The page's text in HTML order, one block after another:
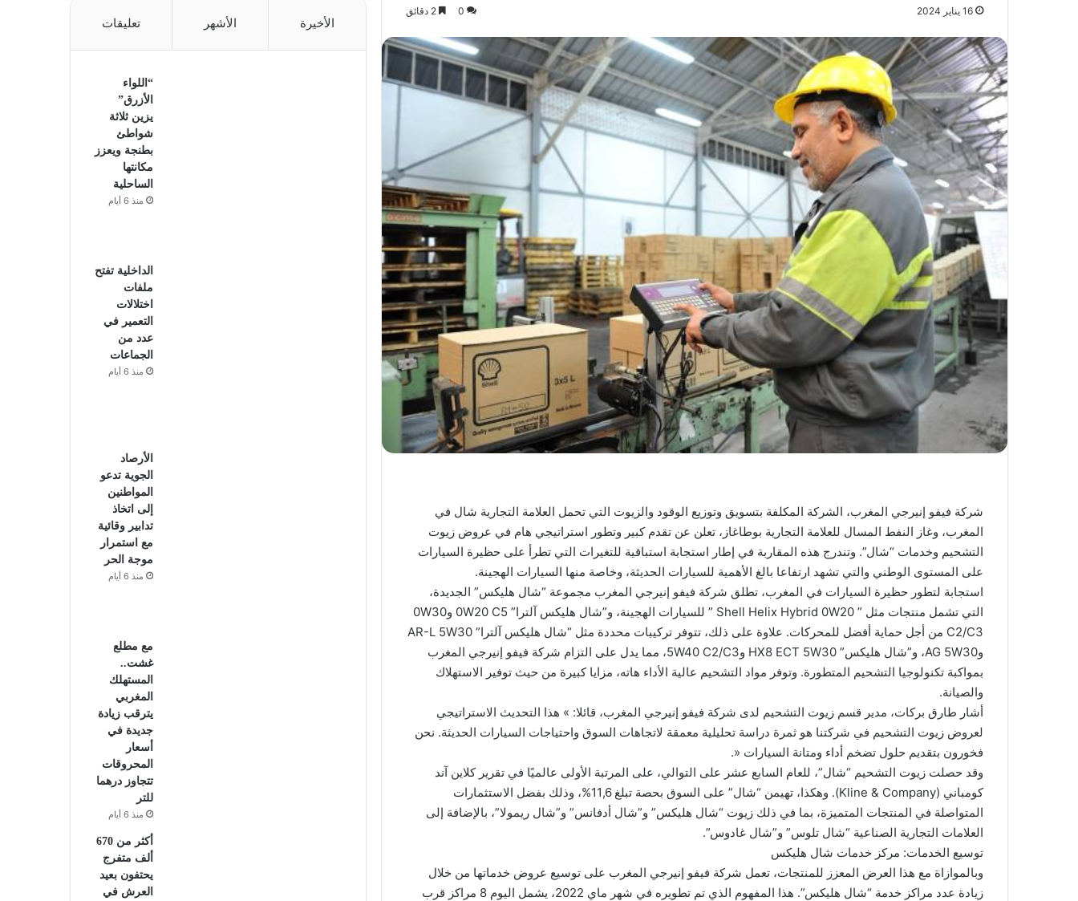
16 يناير 2024 0
شركة فيفو إنيرجي المغرب، الشركة المكلفة بتسويق وتوزيع الوقود والزيوت التي تحمل العلامة التجارية شال في
المغرب، وغاز النفط المسال للعلامة التجارية بوطاغاز، تعلن عن تقدم كبير وتطور استراتيجي هام في عروض زيوت
التشحيم وخدمات “شال”. وتندرج هذه المقاربة في إطار استجابة استباقية للتغيرات التي تطرأ على حظيرة السيارات
على المستوى الوطني والتي تشهد ارتفاعا بالغ الأهمية للسيارات الحديثة، وخاصة منها السيارات الهجينة.
استجابة لتطور حظيرة السيارات في المغرب، تطلق شركة فيفو إنيرجي المغرب مجموعة “شال هليكس” الجديدة،
التي تشمل منتجات مثل ” Shell Helix Hybrid 0W20 ” للسيارات الهجينة، و”شال هليكس آلترا” 0W20 C5 و0W30
C2/C3 من أجل حماية أفضل للمحركات. علاوة على ذلك، تتوفر تركيبات محددة مثل “شال هليكس آلترا” AR-L 5W30
وAG 5W30، و”شال هليكس” HX8 ECT 5W30 و5W40 C2/C3، مما يدل على التزام شركة فيفو إنيرجي المغرب
بمواكبة تكنولوجيا التشحيم المتطورة. وتوفر مواد التشحيم عالية الأداء هاته، مزايا كبيرة من حيث توفير الاستهلاك
والصيانة.
أشار طارق بركات، مدير قسم زيوت التشحيم لدى شركة فيفو إنيرجي المغرب، قائلا: » هذا التحديث الاستراتيجي
لعروض زيوت التشحيم في شركتنا هو ثمرة دراسة تحليلية معمقة لاتجاهات السوق واحتياجات السيارات الحديثة. نحن
فخورون بتقديم حلول تضخم أداء ومتانة السيارات «.
وقد حصلت زيوت التشحيم “شال”، للعام السابع عشر على التوالي، على المرتبة الأولى عالميًا في تقرير كلاين آند
كومباني (Kline & Company). وهكذا، تهيمن “شال” على السوق بحصة تبلغ 11,6%، وذلك بفضل الاستثمارات
المتواصلة في المنتجات المتميزة، بما في ذلك زيوت “شال هليكس” و”شال أدفانس” و”شال ريمولا”، بالإضافة إلى
العلامات التجارية الصناعية “شال تلوس” و”شال غادوس”.
توسيع الخدمات: مركز خدمات شال هليكس
وبالموازاة مع هذا العرض المعزز للمنتجات، تعمل شركة فيفو إنيرجي المغرب على توسيع عروض خدماتها من خلال
زيادة عدد مراكز خدمة “شال هليكس”. هذا المفهوم الذي تم تطويره في شهر ماي 2022، يشمل اليوم 8 مراكز قرب
الأخيرة الأشهر تعليقات
“اللواء
الأزرق”
يزين ثلاثة
شواطئ
بطنجة ويعزز
مكانتها
الساحلية
منذ 6 أيام
الداخلية تفتح
ملفات
اختلالات
التعمير في
عدد من
الجماعات
منذ 6 أيام
الأرصاد
الجوية تدعو
المواطنين
إلى اتخاذ
تدابير وقائية
مع استمرار
موجة الحر
منذ 6 أيام
مع مطلع
غشت..
المستهلك
المغربي
يترقب زيادة
جديدة في
أسعار
المحروقات
تتجاوز درهما
للتر
منذ 6 أيام
أكثر من 670
ألف متفرج
يحتفون بعيد
العرش في